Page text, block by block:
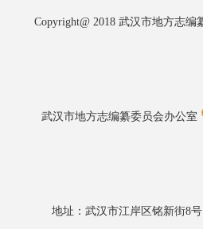
Copyright@ 2018 武汉市地方志
武汉市地方志编纂委员会办公室
地址：武汉市江岸区铭新街8